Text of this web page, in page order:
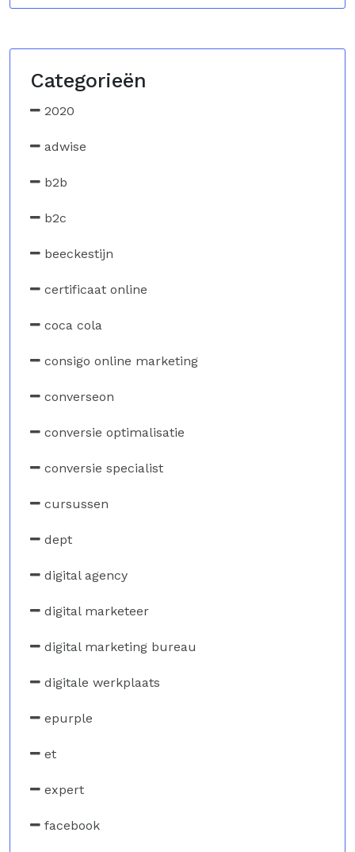
Categorieën
2020
adwise
b2b
b2c
beeckestijn
certificaat online
coca cola
consigo online marketing
converseon
conversie optimalisatie
conversie specialist
cursussen
dept
digital agency
digital marketeer
digital marketing bureau
digitale werkplaats
epurple
et
expert
facebook